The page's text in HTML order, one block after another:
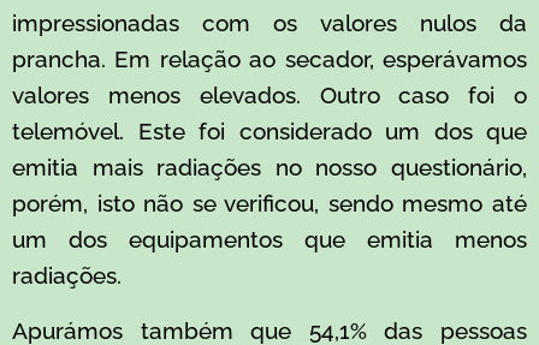
impressionadas com os valores nulos da
prancha. Em relação ao secador, esperávamos
valores menos elevados. Outro caso foi o
telemóvel. Este foi considerado um dos que
emitia mais radiações no nosso questionário,
porém, isto não se verificou, sendo mesmo até
um dos equipamentos que emitia menos
radiações.
Apurámos também que 54,1% das pessoas